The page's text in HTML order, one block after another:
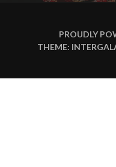
PROUDLY
THEME: